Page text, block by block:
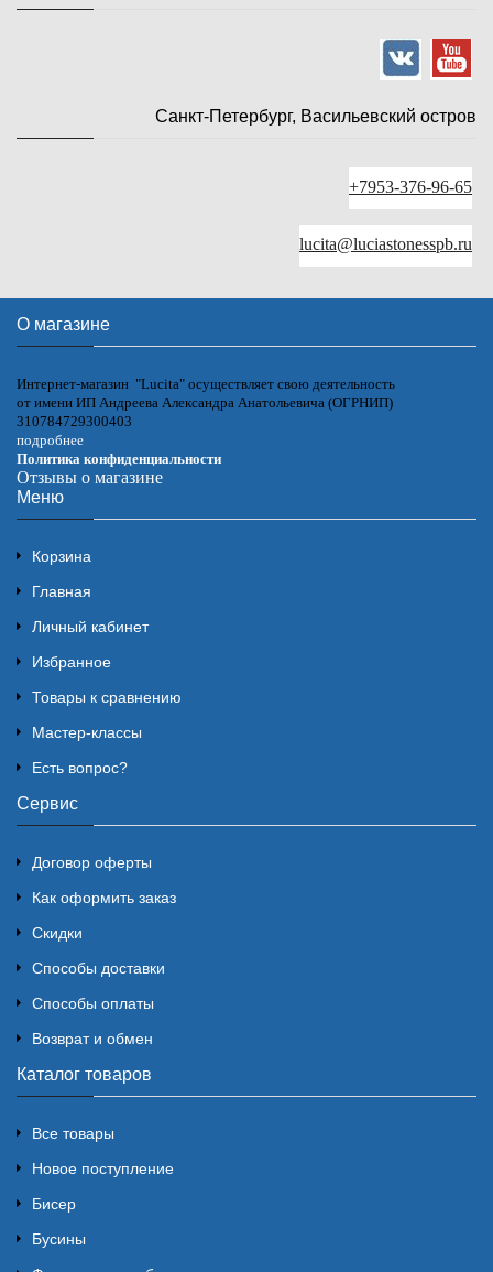
Санкт-Петербург, Васильевский остров
+7953-376-96-65
lucita@luciastonesspb.ru
О магазине
Интернет-магазин "Lucita" осуществляет свою деятельность
от имени ИП Андреева Александра Анатольевича (ОГРНИП)
310784729300403
подробнее
Политика конфиденциальности
Отзывы о магазине
Меню
Корзина
Главная
Личный кабинет
Избранное
Товары к сравнению
Мастер-классы
Есть вопрос?
Сервис
Договор оферты
Как оформить заказ
Скидки
Способы доставки
Способы оплаты
Возврат и обмен
Каталог товаров
Все товары
Новое поступление
Бисер
Бусины